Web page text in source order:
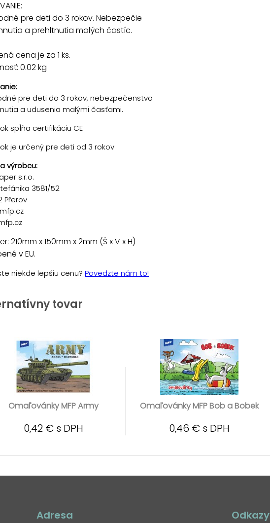
pre deti do 3 rokov. Nebezpečie
a prehltnutia malých častíc.
cena je za 1 ks.
0.02 kg
pre deti do 3 rokov, nebezpečenstvo
a udusenia malými časťami.
spĺňa certifikáciu CE
je určený pre deti od 3 rokov
výrobcu:
s.r.o.
3581/52
Přerov
210mm x 150mm x 2mm (Š x V x H)
v EU.
niekde lepšiu cenu? Povedzte nám to!
tovar
Omaľovánky MFP Army
0,42 € s DPH
Omaľovánky MFP Bob a Bobek
0,46 € s DPH
Adresa Odkazy